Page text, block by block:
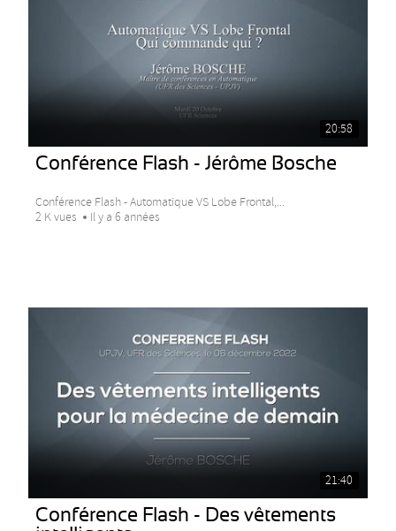
20:58
Conférence Flash - Jérôme Bosche
Conférence Flash - Automatique VS Lobe Frontal,...
2 K vues
Il y a 6 années
21:40
Conférence Flash - Des vêtements